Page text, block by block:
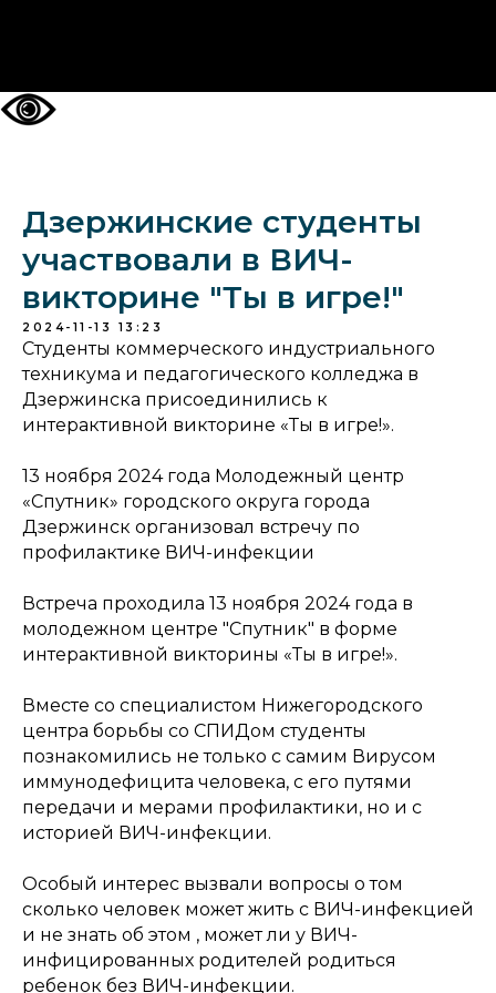
Дзержинские студенты
участвовали в ВИЧ-
викторине "Ты в игре!"
2024-11-13 13:23
Студенты коммерческого индустриального
техникума и педагогического колледжа в
Дзержинска присоединились к
интерактивной викторине «Ты в игре!».
13 ноября 2024 года Молодежный центр
«Спутник» городского округа города
Дзержинск организовал встречу по
профилактике ВИЧ-инфекции
Встреча проходила 13 ноября 2024 года в
молодежном центре "Спутник" в форме
интерактивной викторины «Ты в игре!».
Вместе со специалистом Нижегородского
центра борьбы со СПИДом студенты
познакомились не только с самим Вирусом
иммунодефицита человека, с его путями
передачи и мерами профилактики, но и с
историей ВИЧ-инфекции.
Особый интерес вызвали вопросы о том
сколько человек может жить с ВИЧ-инфекцией
и не знать об этом , может ли у ВИЧ-
инфицированных родителей родиться
ребенок без ВИЧ-инфекции.